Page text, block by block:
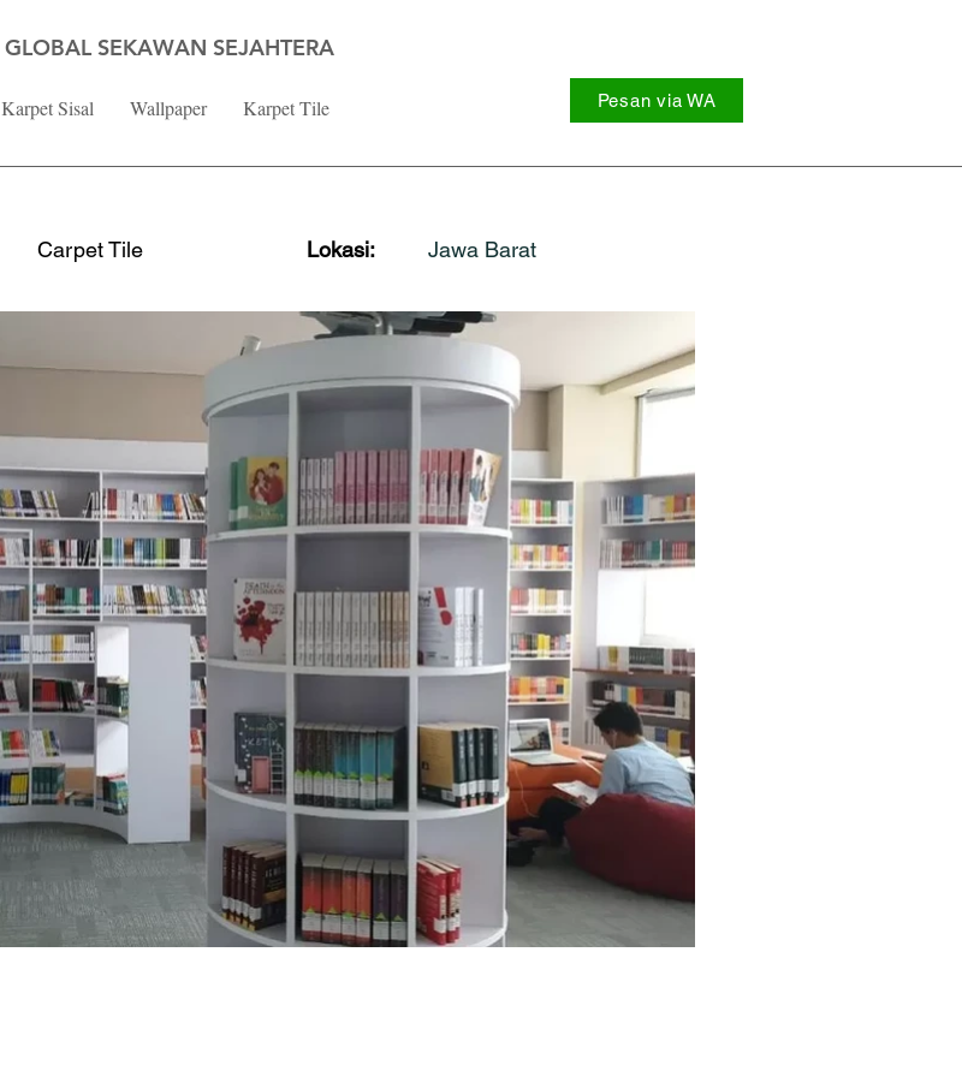
GLOBAL SEKAWAN SEJAHTERA
Karpet Sisal Wallpaper Karpet Tile Pesan via WA
Carpet Tile Lokasi: Jawa Barat